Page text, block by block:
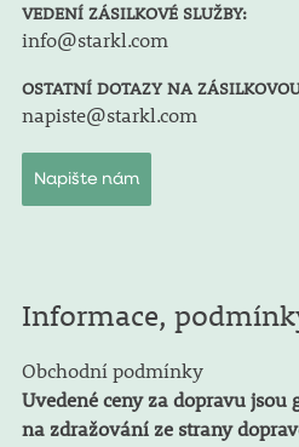
VEDENÍ ZÁSILKOVÉ SLUŽBY:
info@starkl.com
OSTATNÍ DOTAZY NA
napiste@starkl.com
Napište nám
Informace,
Obchodní podmínky
Uvedené ceny za dopravu jsou
na zdražování ze strany